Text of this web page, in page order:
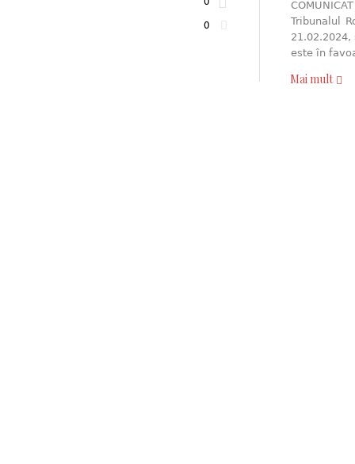
0
Tribunalul
este în
Mai mult